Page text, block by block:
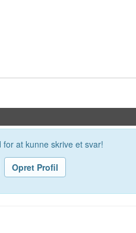
at kunne skrive et svar!
Opret Profil